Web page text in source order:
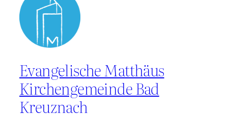
Evangelische Matthäus
Kirchengemeinde Bad
Kreuznach